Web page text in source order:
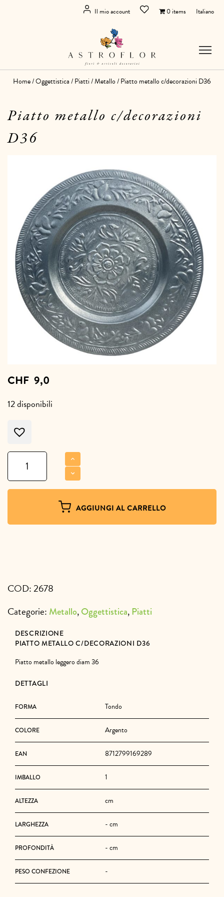
Il mio account 0 items Italiano
Home/Oggettistica/Piatti/Metallo/ Piatto metallo c/decorazioni D36
Piatto metallo c/decorazioni
D36
CHF 9,0
12 disponibili
Piatto
metallo
c/decorazioni
AGGIUNGI AL CARRELLO
COD:2678
Categorie: Metallo,Oggettistica,Piatti
DESCRIZIONE
PIATTO METALLO C/DECORAZIONI D36
Piatto metallo leggero diam 36
DETTAGLI
FORMA Tondo
COLORE Argento
EAN 8712799169289
IMBALLO 1
ALTEZZA cm
LARGHEZZA - cm
PROFONDITÀ - cm
PESO CONFEZIONE -